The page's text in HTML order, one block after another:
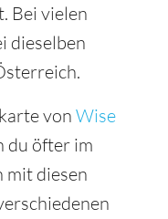
Bei vielen
dieselben
von Wise
du öfter im
mit diesen